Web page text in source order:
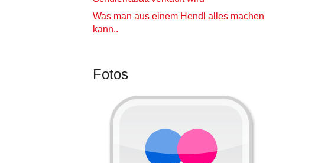
Was man aus einem Hendl alles machen
kann..
Fotos